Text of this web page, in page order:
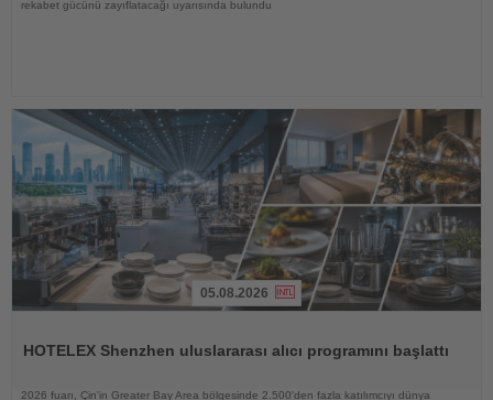
rekabet gücünü zayıflatacağı uyarısında bulundu
05.08.2026
HOTELEX Shenzhen uluslararası alıcı programını başlattı
2026 fuarı, Çin'in Greater Bay Area bölgesinde 2.500'den fazla katılımcıyı dünya